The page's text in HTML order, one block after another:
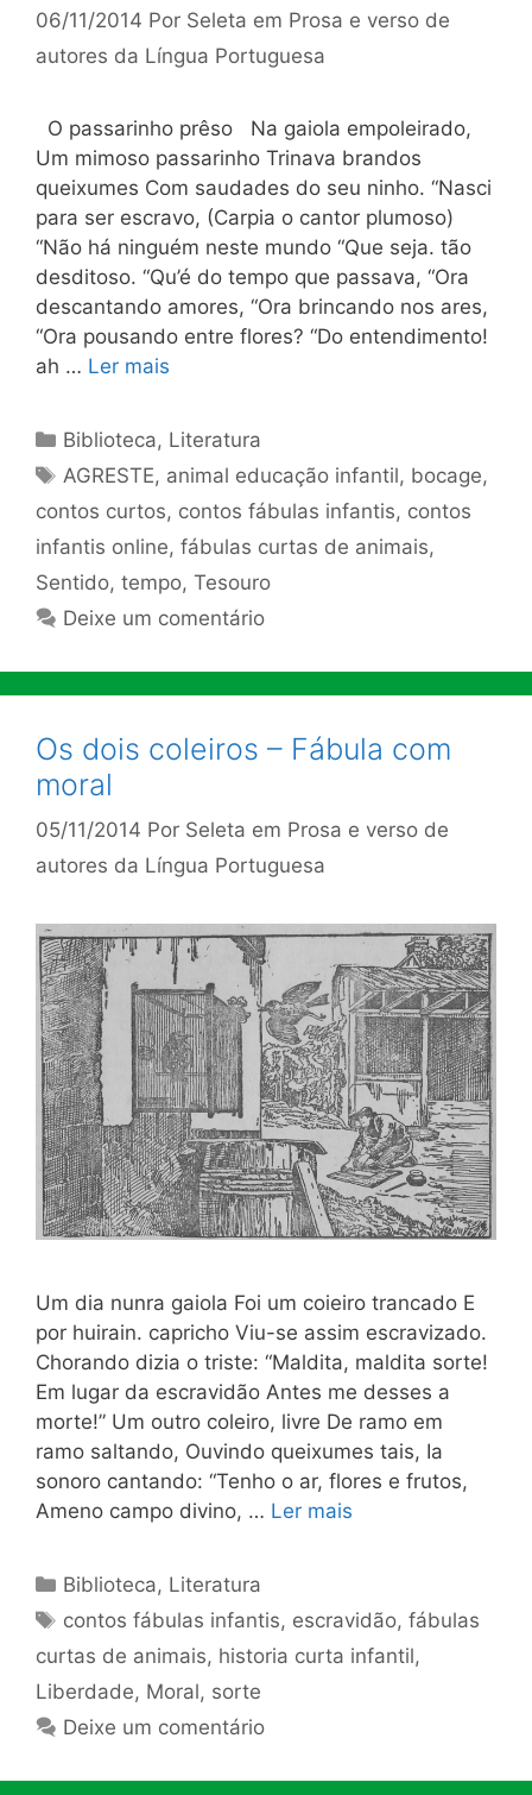
06/11/2014 Por Seleta em Prosa e verso de
autores da Língua Portuguesa
O passarinho prêso Na gaiola empoleirado,
Um mimoso passarinho Trinava brandos
queixumes Com saudades do seu ninho. “Nasci
para ser escravo, (Carpia o cantor plumoso)
“Não há ninguém neste mundo “Que seja. tão
desditoso. “Qu’é do tempo que passava, “Ora
descantando amores, “Ora brincando nos ares,
“Ora pousando entre flores? “Do entendimento!
ah … Ler mais
Categorias
Biblioteca, Literatura
Tags
AGRESTE, animal educação infantil, bocage,
contos curtos, contos fábulas infantis, contos
infantis online, fábulas curtas de animais,
Sentido, tempo, Tesouro
Deixe um comentário
Os dois coleiros – Fábula com
moral
05/11/2014 Por Seleta em Prosa e verso de
autores da Língua Portuguesa
Um dia nunra gaiola Foi um coieiro trancado E
por huirain. capricho Viu-se assim escravizado.
Chorando dizia o triste: “Maldita, maldita sorte!
Em lugar da escravidão Antes me desses a
morte!” Um outro coleiro, livre De ramo em
ramo saltando, Ouvindo queixumes tais, Ia
sonoro cantando: “Tenho o ar, flores e frutos,
Ameno campo divino, … Ler mais
Categorias
Biblioteca, Literatura
Tags
contos fábulas infantis, escravidão,fábulas
curtas de animais, historia curta infantil,
Liberdade, Moral, sorte
Deixe um comentário